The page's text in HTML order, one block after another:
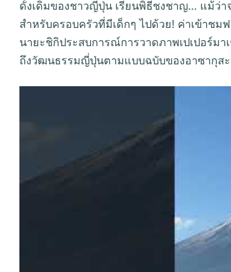
ดั้งเดิมของชาวญี่ปุ่น เรียนพิธีชงชาญ… แม้ว่า
สำหรับครอบครัวที่มีเด็กๆ ไปด้วย! ค่าเข้าชม
นายะชิกิประสบการณ์การวาดภาพเปเปอร์ม
ถึงวัฒนธรรมญี่ปุ่นตามแบบฉบับของอาซากุส